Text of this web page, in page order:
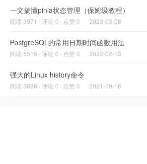
一文搞懂pinia状态管理（保姆级教程）
阅读 3971 · 评论 0 · 点赞 0 2023-03-08
PostgreSQL的常用日期时间函数用法
阅读 5516 · 评论 0 · 点赞 0 2022-02-13
强大的Linux history命令
阅读 3896 · 评论 0 · 点赞 0 2021-09-18